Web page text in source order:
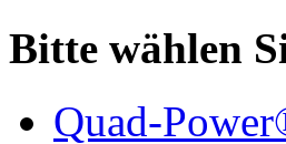
Bitte wählen
Quad-